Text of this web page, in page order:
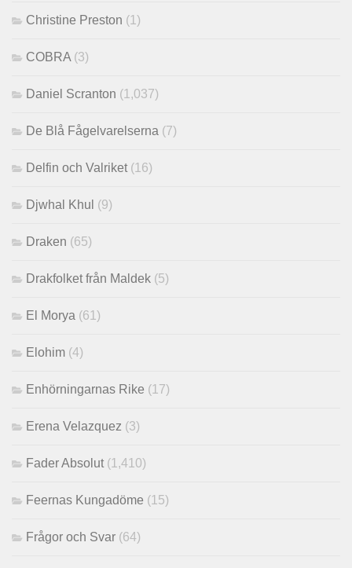
Christine Preston (1)
COBRA (3)
Daniel Scranton (1,037)
De Blå Fågelvarelserna (7)
Delfin och Valriket (16)
Djwhal Khul (9)
Draken (65)
Drakfolket från Maldek (5)
El Morya (61)
Elohim (4)
Enhörningarnas Rike (17)
Erena Velazquez (3)
Fader Absolut (1,410)
Feernas Kungadöme (15)
Frågor och Svar (64)